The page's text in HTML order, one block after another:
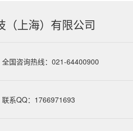
（上海）有限公司
全国咨询热线：021-64400900
联系QQ：1766971693